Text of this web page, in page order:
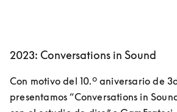
2023: Conversations in Sound
Con motivo del 10.º aniversario de
presentamos “Conversations in